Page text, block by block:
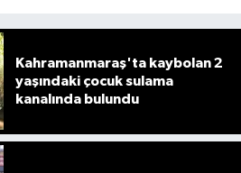
Kahramanmaraş'ta kaybolan 2
yaşındaki çocuk sulama
kanalında bulundu